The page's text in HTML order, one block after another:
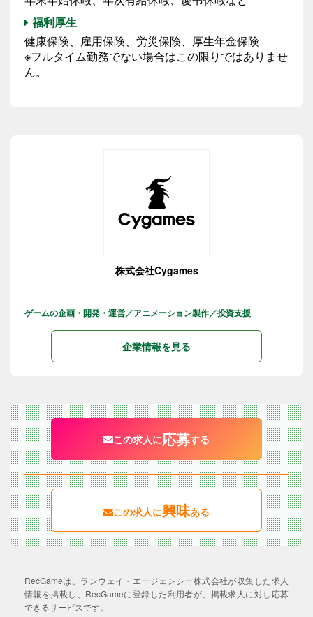
福利厚生
健康保険、雇用保険、労災保険、厚生年金保険
※フルタイム勤務でない場合はこの限りではありませ
ん。
株式会社Cygames
ゲームの企画・開発・運営／アニメーション製作／投資支援
企業情報を見る
この求人に応募する
この求人に興味ある
RecGameは、ランウェイ・エージェンシー株式会社が収集した求人
情報を掲載し、RecGameに登録した利用者が、掲載求人に対し応募
できるサービスです。